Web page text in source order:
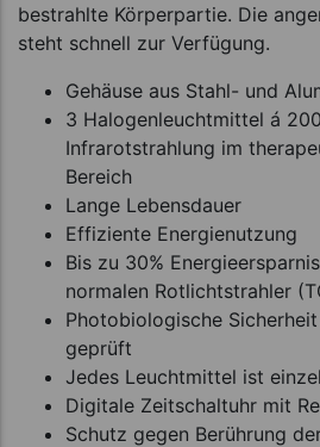
bestrahlte Körperpartie. Die
steht schnell zur Verfügung.
Gehäuse aus Stahl- und
3 Halogenleuchtmittel á
Infrarotstrahlung im
Bereich
Lange Lebensdauer
Effiziente Energienutzung
Bis zu 30%
normalen Rotlichtstrahler
Photobiologische
geprüft
Jedes Leuchtmittel ist
Digitale Zeitschaltuhr mit
Schutz gegen Berührung